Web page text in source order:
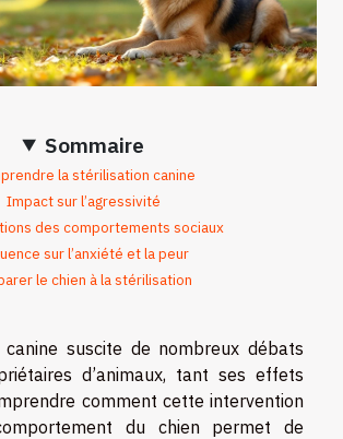
Sommaire
la stérilisation canine
Impact sur l’agressivité
des comportements sociaux
sur l’anxiété et la peur
le chien à la stérilisation
canine suscite de nombreux débats
d’animaux, tant ses effets
comment cette intervention
du chien permet de